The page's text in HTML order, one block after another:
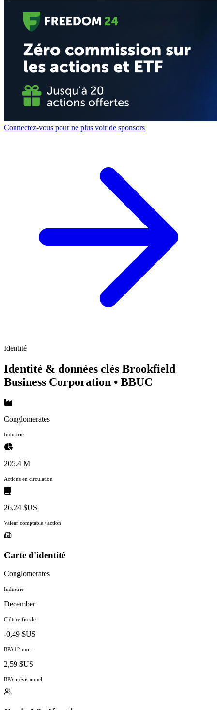
Connectez-vous pour ne plus voir de sponsors
Identité
Identité & données clés Brookfield
Business Corporation • BBUC
Conglomerates
Industrie
205.4 M
Actions en circulation
26,24 $US
Valeur comptable / action
Carte d'identité
Conglomerates
Industrie
December
Clôture fiscale
-0,49 $US
BPA 12 mois
2,59 $US
BPA prévisionnel